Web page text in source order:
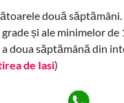
două
și ale minimelor
doua săptămână din
de Iasi)